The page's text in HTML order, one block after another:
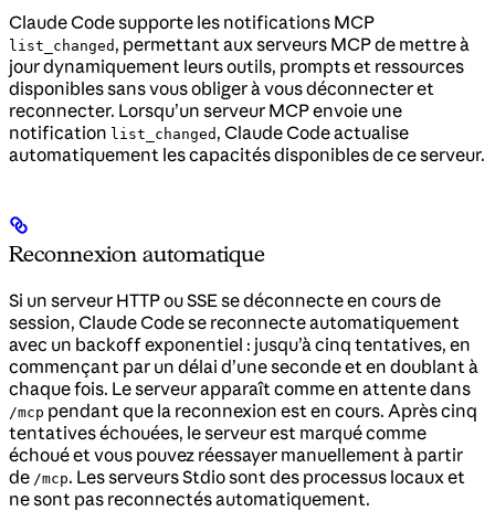
Claude Code supporte les notifications MCP
list_changed , permettant aux serveurs MCP de mettre à
jour dynamiquement leurs outils, prompts et ressources
disponibles sans vous obliger à vous déconnecter et
reconnecter. Lorsqu’un serveur MCP envoie une
notification list_changed , Claude Code actualise
automatiquement les capacités disponibles de ce serveur.
Reconnexion automatique
Si un serveur HTTP ou SSE se déconnecte en cours de
session, Claude Code se reconnecte automatiquement
avec un backoff exponentiel : jusqu’à cinq tentatives, en
commençant par un délai d’une seconde et en doublant à
chaque fois. Le serveur apparaît comme en attente dans
/mcp pendant que la reconnexion est en cours. Après cinq
tentatives échouées, le serveur est marqué comme
échoué et vous pouvez réessayer manuellement à partir
de /mcp. Les serveurs Stdio sont des processus locaux et
ne sont pas reconnectés automatiquement.